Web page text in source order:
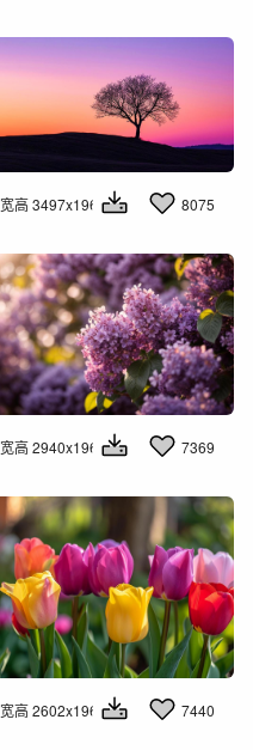
宽高 3497x1960
8075
宽高 2940x1960
7369
宽高 2602x1960 7440